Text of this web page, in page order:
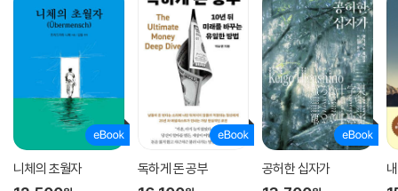
니체의 초월자 독하게 돈 공부 공허한 십자가